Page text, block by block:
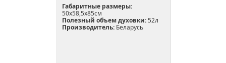
Габаритные размеры:
50x58,5x85см
Полезный объем духовки:52л
Производитель: Беларусь